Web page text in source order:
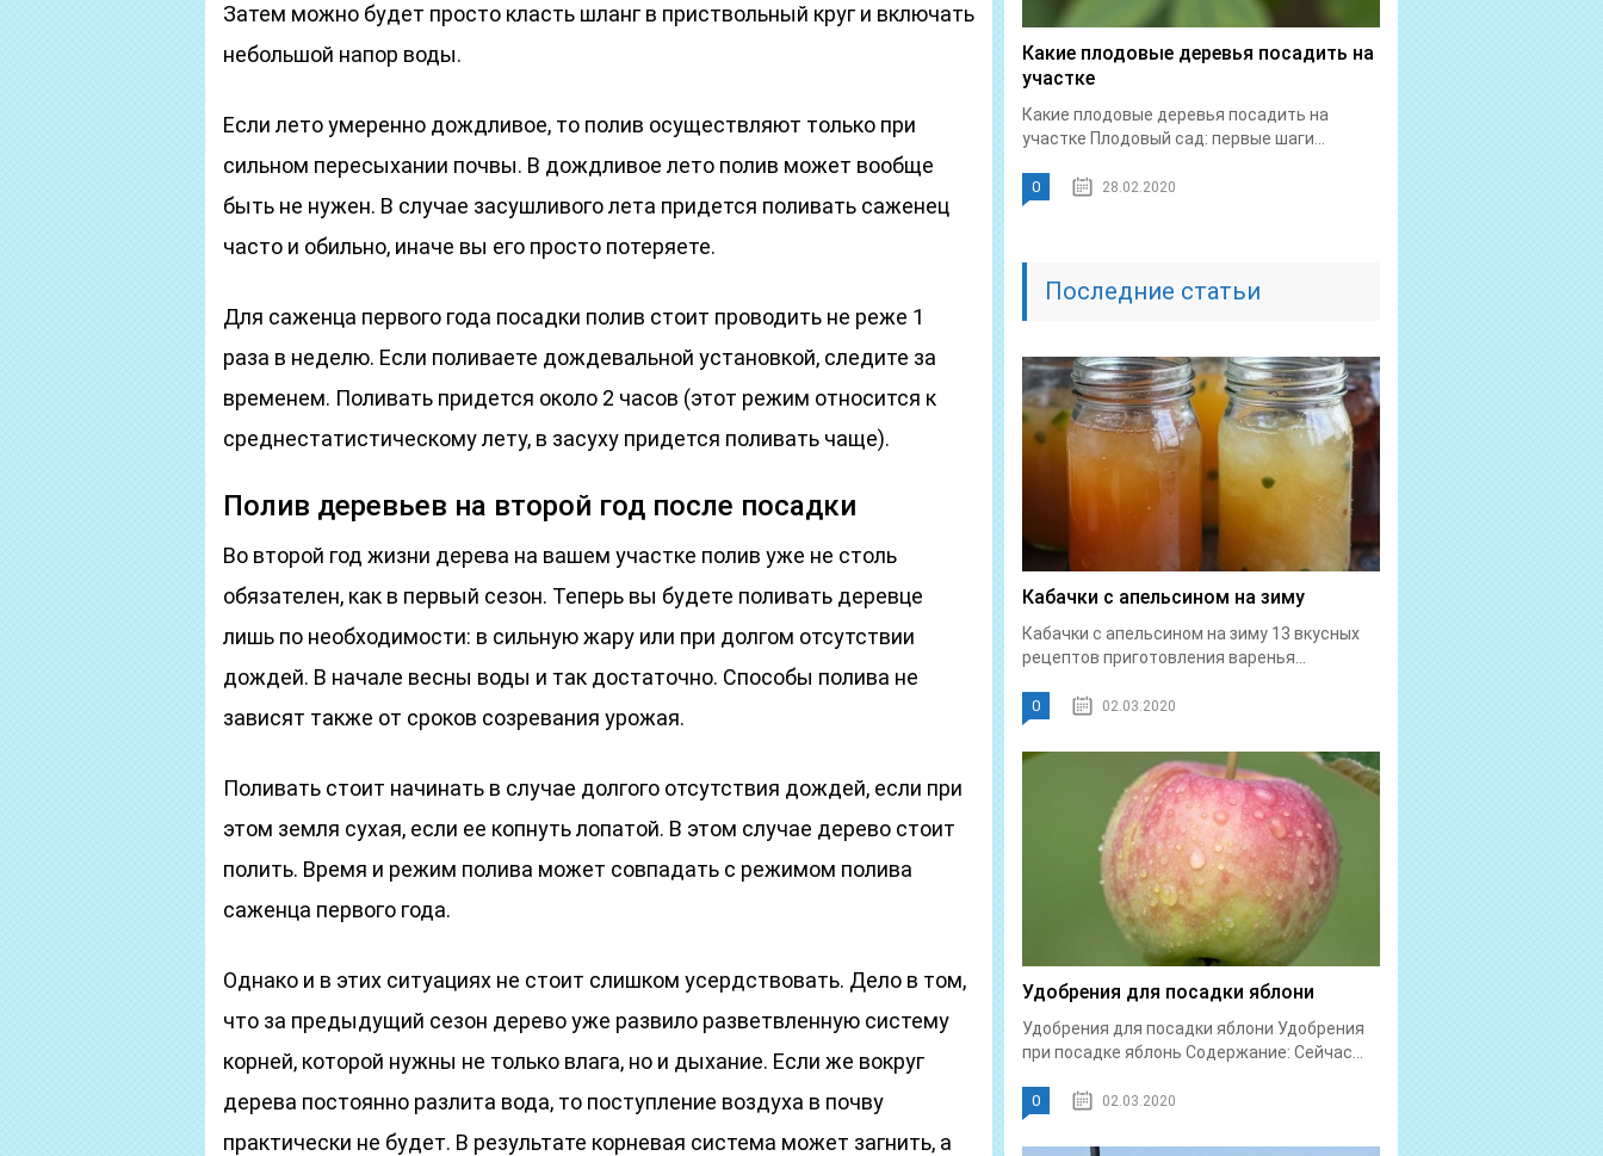
Затем можно будет просто класть шланг в приствольный круг и включать
небольшой напор воды.
Если лето умеренно дождливое, то полив осуществляют только при
сильном пересыхании почвы. В дождливое лето полив может вообще
быть не нужен. В случае засушливого лета придется поливать саженец
часто и обильно, иначе вы его просто потеряете.
Для саженца первого года посадки полив стоит проводить не реже 1
раза в неделю. Если поливаете дождевальной установкой, следите за
временем. Поливать придется около 2 часов (этот режим относится к
среднестатистическому лету, в засуху придется поливать чаще).
Полив деревьев на второй год после посадки
Во второй год жизни дерева на вашем участке полив уже не столь
обязателен, как в первый сезон. Теперь вы будете поливать деревце
лишь по необходимости: в сильную жару или при долгом отсутствии
дождей. В начале весны воды и так достаточно. Способы полива не
зависят также от сроков созревания урожая.
Поливать стоит начинать в случае долгого отсутствия дождей, если при
этом земля сухая, если ее копнуть лопатой. В этом случае дерево стоит
полить. Время и режим полива может совпадать с режимом полива
саженца первого года.
Однако и в этих ситуациях не стоит слишком усердствовать. Дело в том,
что за предыдущий сезон дерево уже развило разветвленную систему
корней, которой нужны не только влага, но и дыхание. Если же вокруг
дерева постоянно разлита вода, то поступление воздуха в почву
практически не будет. В результате корневая система может загнить, а
Какие плодовые деревья посадить на
участке
Какие плодовые деревья посадить на
участке Плодовый сад: первые шаги...
0 28.02.2020
Последние статьи
Кабачки с апельсином на зиму
Кабачки с апельсином на зиму 13 вкусных
рецептов приготовления варенья...
0 02.03.2020
Удобрения для посадки яблони
Удобрения для посадки яблони Удобрения
при посадке яблонь Содержание: Сейчас...
0 02.03.2020